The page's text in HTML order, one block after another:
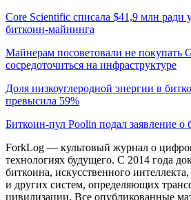
Core Scientific списала $41,9 млн ради
биткоин-майнинга
Майнерам посоветовали не покупать
сосредоточиться на инфраструктуре
Доля низкоуглеродной энергии в
превысила 59%
Биткоин-пул Poolin подал заявление о
ForkLog — культовый журнал о
технологиях будущего. С 2014 года
биткоина, искусственного
и других систем, определяющих
цивилизации. Все опубликованные